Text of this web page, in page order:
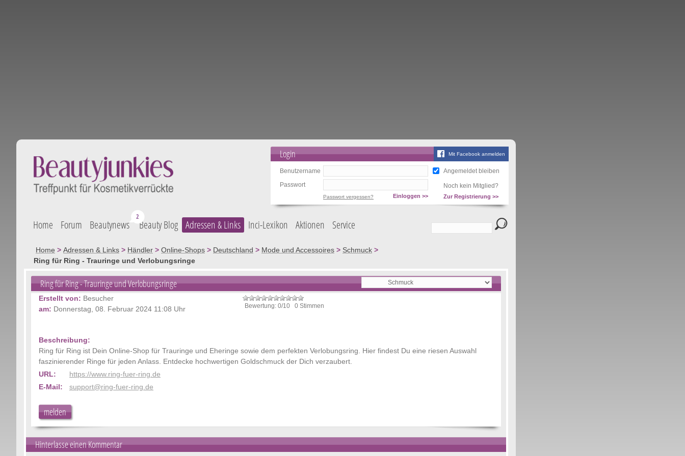
Mit Facebook anmelden
Login
Benutzername
Angemeldet bleiben
Passwort
Noch kein Mitglied?
Einloggen >>
Passwort vergessen? Zur Registrierung >>
Home Forum Beautynews Beauty Blog Adressen & Links Inci-Lexikon Aktionen Service
Home > Adressen & Links > Händler > Online-Shops > Deutschland > Mode und Accessoires > Schmuck >
Ring für Ring - Trauringe und Verlobungsringe
Ring für Ring - Trauringe und Verlobungsringe
Erstellt von: Besucher
am: Donnerstag, 08. Februar 2024 11:08 Uhr Bewertung: 0/10 0 Stimmen
Beschreibung:
Ring für Ring ist Dein Online-Shop für Trauringe und Eheringe sowie dem perfekten Verlobungsring. Hier findest Du eine riesen Auswahl
faszinierender Ringe für jeden Anlass. Entdecke hochwertigen Goldschmuck der Dich verzaubert.
URL:
https://www.ring-fuer-ring.de
E-Mail:
support@ring-fuer-ring.de
melden
Hinterlasse einen Kommentar